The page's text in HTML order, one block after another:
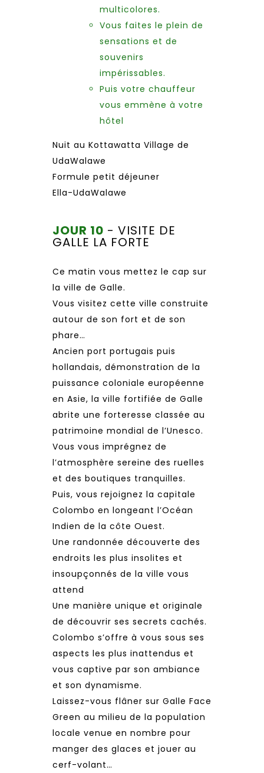
multicolores.
Vous faites le plein de
sensations et de
souvenirs
impérissables.
Puis votre chauffeur
vous emmène à votre
hôtel
Nuit au Kottawatta Village de
UdaWalawe
Formule petit déjeuner
Ella-UdaWalawe
JOUR 10 - VISITE DE
GALLE LA FORTE
Ce matin vous mettez le cap sur
la ville de Galle.
Vous visitez cette ville construite
autour de son fort et de son
phare…
Ancien port portugais puis
hollandais, démonstration de la
puissance coloniale européenne
en Asie, la ville fortifiée de Galle
abrite une forteresse classée au
patrimoine mondial de l’Unesco.
Vous vous imprégnez de
l’atmosphère sereine des ruelles
et des boutiques tranquilles.
Puis, vous rejoignez la capitale
Colombo en longeant l’Océan
Indien de la côte Ouest.
Une randonnée découverte des
endroits les plus insolites et
insoupçonnés de la ville vous
attend
Une manière unique et originale
de découvrir ses secrets cachés.
Colombo s’offre à vous sous ses
aspects les plus inattendus et
vous captive par son ambiance
et son dynamisme.
Laissez-vous flâner sur Galle Face
Green au milieu de la population
locale venue en nombre pour
manger des glaces et jouer au
cerf-volant…